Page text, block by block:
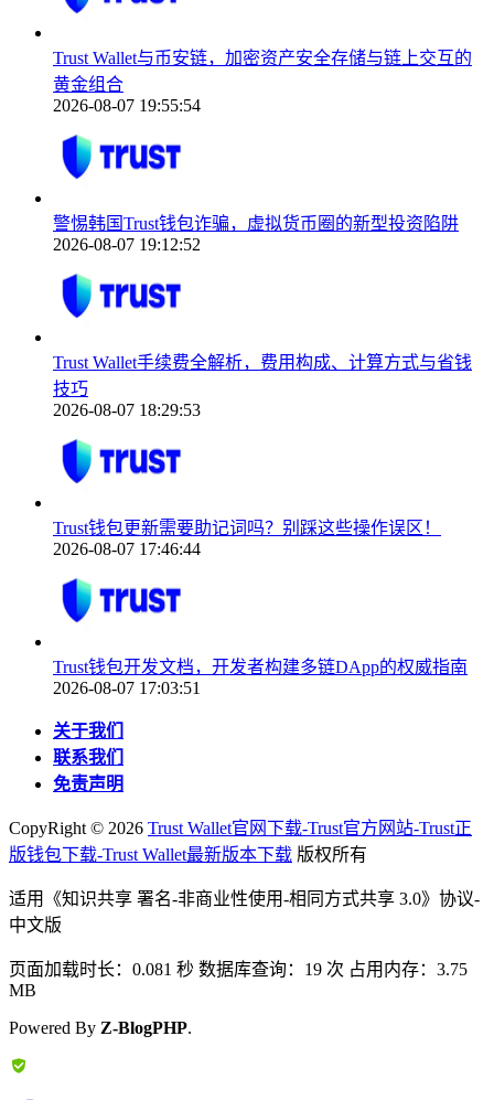
Trust Wallet与币安链，加密资产安全存储与链上交互的
黄金组合
2026-08-07 19:55:54
警惕韩国Trust钱包诈骗，虚拟货币圈的新型投资陷阱
2026-08-07 19:12:52
Trust Wallet手续费全解析，费用构成、计算方式与省钱
技巧
2026-08-07 18:29:53
Trust钱包更新需要助记词吗？别踩这些操作误区！
2026-08-07 17:46:44
Trust钱包开发文档，开发者构建多链DApp的权威指南
2026-08-07 17:03:51
关于我们
联系我们
免责声明
CopyRight © 2026 Trust Wallet官网下载-Trust官方网站-Trust正
版钱包下载-Trust Wallet最新版本下载 版权所有
适用《知识共享 署名-非商业性使用-相同方式共享 3.0》协议-
中文版
页面加载时长：0.081 秒 数据库查询：19 次 占用内存：3.75
MB
Powered By Z-BlogPHP.